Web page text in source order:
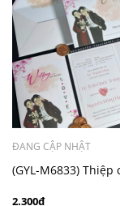
- Mẫu dưới
có nhu cầu in
thiệp tuỳ chất
ĐANG CẬP NHẬT
(GYL-M6833)
2.300₫